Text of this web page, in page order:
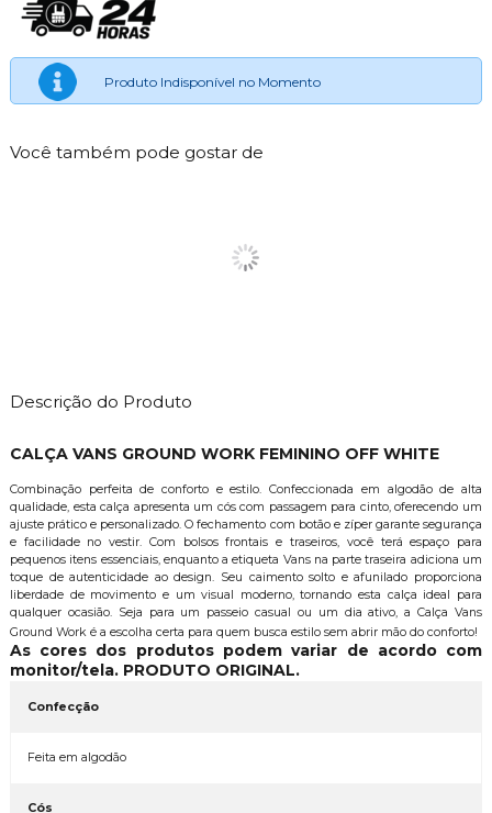
Produto Indisponível no Momento
Você também pode gostar de
Descrição do Produto
CALÇA VANS GROUND WORK FEMININO OFF WHITE
Combinação perfeita de conforto e estilo. Confeccionada em algodão de alta
qualidade, esta calça apresenta um cós com passagem para cinto, oferecendo um
ajuste prático e personalizado. O fechamento com botão e zíper garante segurança
e facilidade no vestir. Com bolsos frontais e traseiros, você terá espaço para
pequenos itens essenciais, enquanto a etiqueta Vans na parte traseira adiciona um
toque de autenticidade ao design. Seu caimento solto e afunilado proporciona
liberdade de movimento e um visual moderno, tornando esta calça ideal para
qualquer ocasião. Seja para um passeio casual ou um dia ativo, a Calça Vans
Ground Work é a escolha certa para quem busca estilo sem abrir mão do conforto!
As cores dos produtos podem variar de acordo com
monitor/tela. PRODUTO ORIGINAL.
Confecção
Feita em algodão
Cós